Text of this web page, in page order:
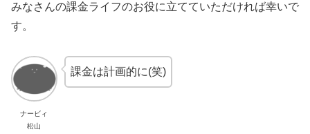
みなさんの課金ライフのお役に立てていただければ幸いで
す。
ナービィ
松山
課金は計画的に(笑)